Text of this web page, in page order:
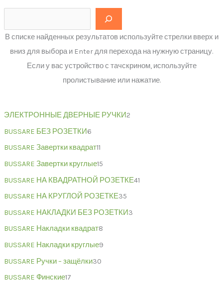
В списке найденных результатов используйте стрелки вверх и
вниз для выбора и Enter для перехода на нужную страницу.
Если у вас устройство с тачскрином, используйте
пролистывание или нажатие.
ЭЛЕКТРОННЫЕ ДВЕРНЫЕ РУЧКИ2
BUSSARE БЕЗ РОЗЕТКИ6
BUSSARE Завертки квадрат11
BUSSARE Завертки круглые15
BUSSARE НА КВАДРАТНОЙ РОЗЕТКЕ41
BUSSARE НА КРУГЛОЙ РОЗЕТКЕ35
BUSSARE НАКЛАДКИ БЕЗ РОЗЕТКИ3
BUSSARE Накладки квадрат8
BUSSARE Накладки круглые9
BUSSARE Ручки – защёлки30
BUSSARE Финские17